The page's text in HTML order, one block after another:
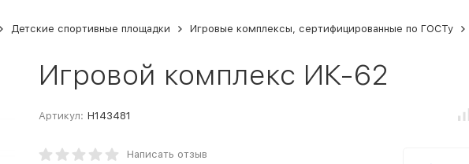
Детские спортивные площадки Игровые комплексы, сертифицированные по ГОСТу
Игровой комплекс ИК-62
Артикул: Н143481
Написать отзыв